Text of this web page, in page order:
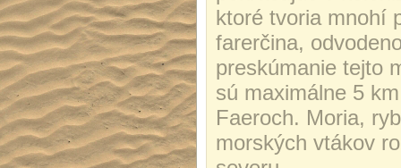
ktoré tvoria mnohí
farerčina,
preskúmanie tejto
sú maximálne 5
Faeroch. Moria,
morských vtákov